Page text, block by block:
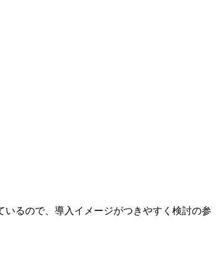
るので、導入イメージがつきやすく検討の参